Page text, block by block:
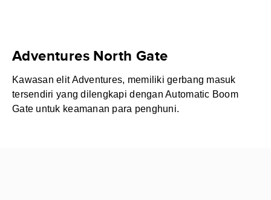
Adventures North Gate
Kawasan elit Adventures, memiliki gerbang masuk
tersendiri yang dilengkapi dengan Automatic Boom
Gate untuk keamanan para penghuni.